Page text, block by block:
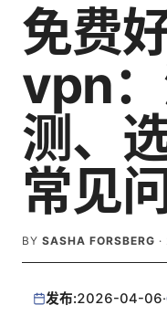
免费
vpn
测、
常见
BY SASHA FORSBERG ·
发布:2026-04-06·